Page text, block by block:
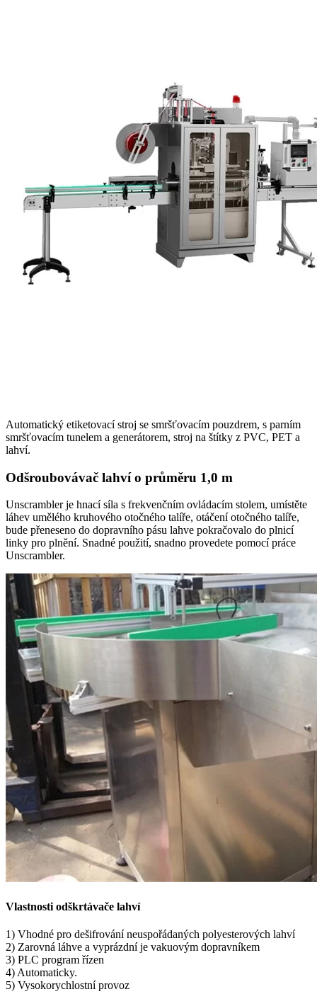
Automatický etiketovací stroj se smršťovacím pouzdrem, s parním
smršťovacím tunelem a generátorem, stroj na štítky z PVC, PET a
lahví.
Odšroubovávač lahví o průměru 1,0 m
Unscrambler je hnací síla s frekvenčním ovládacím stolem, umístěte
láhev umělého kruhového otočného talíře, otáčení otočného talíře,
bude přeneseno do dopravního pásu lahve pokračovalo do plnicí
linky pro plnění. Snadné použití, snadno provedete pomocí práce
Unscrambler.
Vlastnosti odškrtávače lahví
1) Vhodné pro dešifrování neuspořádaných polyesterových lahví
2) Zarovná láhve a vyprázdní je vakuovým dopravníkem
3) PLC program řízen
4) Automaticky.
5) Vysokorychlostní provoz